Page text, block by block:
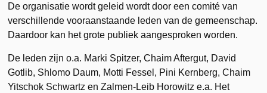
De organisatie wordt geleid wordt door een comité van
verschillende vooraanstaande leden van de gemeenschap.
Daardoor kan het grote publiek aangesproken worden.
De leden zijn o.a. Marki Spitzer, Chaim Aftergut, David
Gotlib, Shlomo Daum, Motti Fessel, Pini Kernberg, Chaim
Yitschok Schwartz en Zalmen-Leib Horowitz e.a. Het